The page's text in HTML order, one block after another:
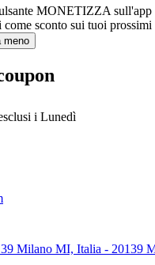
MONETIZZA
sconto sui tuoi
i Lunedì
Milano MI, Italia - 20139